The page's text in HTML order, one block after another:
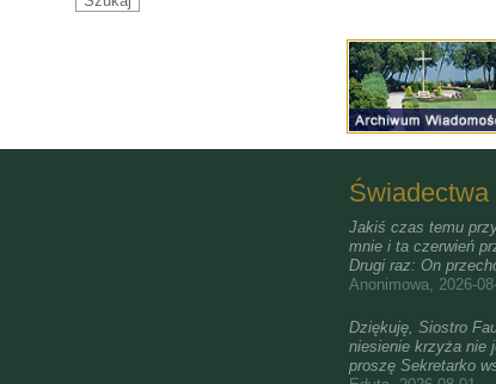
Świadectwa
Jakiś czas temu
mnie i ta czerwień
Drugi raz: On
Anonimowa, 2026-
Dziękuję, Siostro
niesienie krzyża nie
proszę Sekretarko